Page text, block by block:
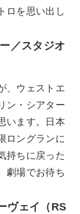
ロを思い出し
／スタジオ
、ウェストエ
ン・シアター
います。日本
ロングランに
持ちに戻った
劇場でお待ち
ヴェイ（RS